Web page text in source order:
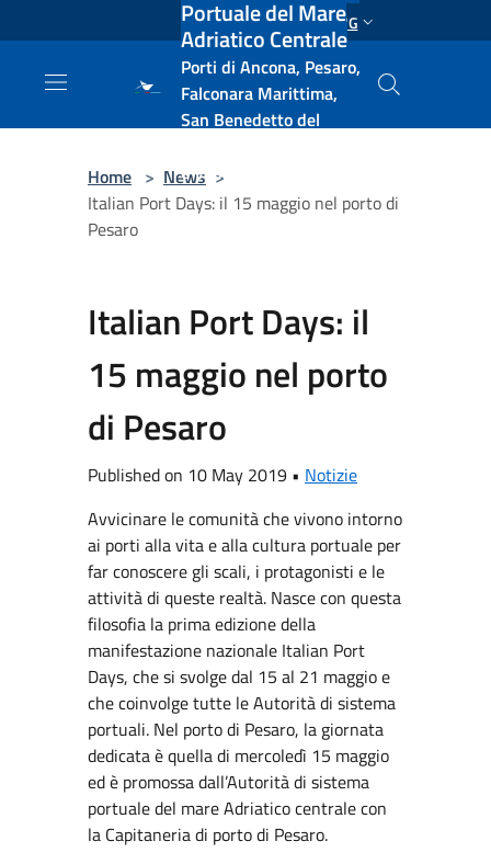
Salta al contenuto principale ENG
Portuale del Mare
Adriatico Centrale
Porti di Ancona, Pesaro,
Falconara Marittima,
San Benedetto del
e Vasto
Home > News >
Italian Port Days: il 15 maggio nel porto di
Pesaro
Italian Port Days: il
15 maggio nel porto
di Pesaro
Published on 10 May 2019 • Notizie
Avvicinare le comunità che vivono intorno
ai porti alla vita e alla cultura portuale per
far conoscere gli scali, i protagonisti e le
attività di queste realtà. Nasce con questa
filosofia la prima edizione della
manifestazione nazionale Italian Port
Days, che si svolge dal 15 al 21 maggio e
che coinvolge tutte le Autorità di sistema
portuali. Nel porto di Pesaro, la giornata
dedicata è quella di mercoledì 15 maggio
ed è promossa dall’Autorità di sistema
portuale del mare Adriatico centrale con
la Capitaneria di porto di Pesaro.